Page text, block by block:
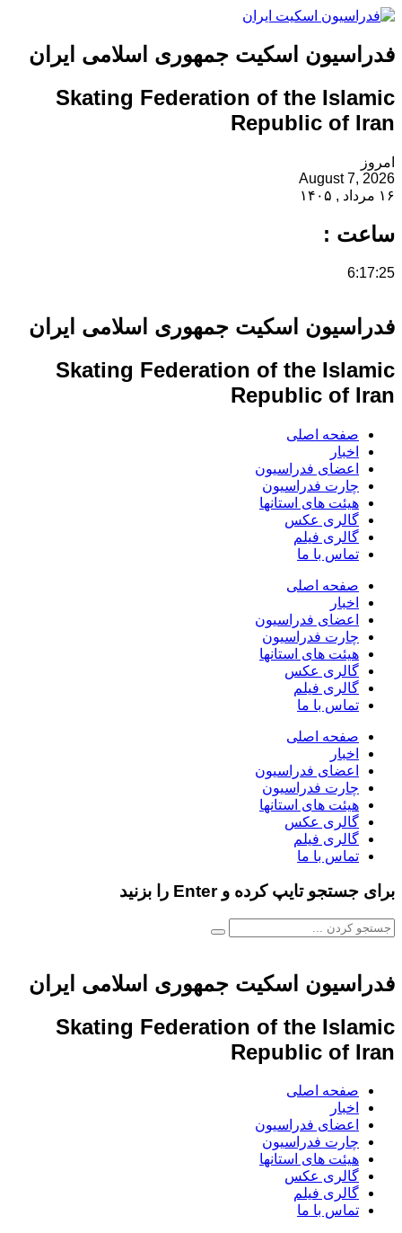
فدراسیون اسکیت جمهوری اسلامی ایران
Skating Federation of the Islamic
Republic of Iran
امروز
August 7, 2026
۱۶ مرداد , ۱۴۰۵
ساعت :
6:17:25
فدراسیون اسکیت جمهوری اسلامی ایران
Skating Federation of the Islamic
Republic of Iran
صفحه اصلی
اخبار
اعضای فدراسیون
چارت فدراسیون
هیئت های استانها
گالری عکس
گالری فیلم
تماس با ما
صفحه اصلی
اخبار
اعضای فدراسیون
چارت فدراسیون
هیئت های استانها
گالری عکس
گالری فیلم
تماس با ما
صفحه اصلی
اخبار
اعضای فدراسیون
چارت فدراسیون
هیئت های استانها
گالری عکس
گالری فیلم
تماس با ما
برای جستجو تایپ کرده و Enter را بزنید
فدراسیون اسکیت جمهوری اسلامی ایران
Skating Federation of the Islamic
Republic of Iran
صفحه اصلی
اخبار
اعضای فدراسیون
چارت فدراسیون
هیئت های استانها
گالری عکس
گالری فیلم
تماس با ما